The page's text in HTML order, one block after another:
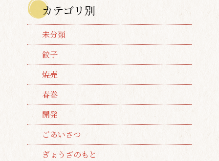
カテゴリ別
未分類
餃子
焼売
春巻
開発
ごあいさつ
ぎょうざのもと